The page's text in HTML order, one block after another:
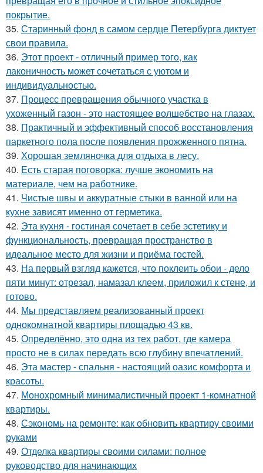
покрытие.
35. Старинный фонд в самом сердце Петербурга диктует
свои правила.
36. Этот проект - отличный пример того, как
лаконичность может сочетаться с уютом и
индивидуальностью.
37. Процесс превращения обычного участка в
ухоженный газон - это настоящее волшебство на глазах.
38. Практичный и эффективный способ восстановления
паркетного пола после появления прожженного пятна.
39. Хорошая земляночка для отдыха в лесу.
40. Есть старая поговорка: лучше экономить на
материале, чем на работнике.
41. Чистые швы и аккуратные стыки в ванной или на
кухне зависят именно от герметика.
42. Эта кухня - гостиная сочетает в себе эстетику и
функциональность, превращая пространство в
идеальное место для жизни и приёма гостей.
43. На первый взгляд кажется, что поклеить обои - дело
пяти минут: отрезал, намазал клеем, приложил к стене, и
готово.
44. Мы представляем реализованный проект
однокомнатной квартиры площадью 43 кв.
45. Определённо, это одна из тех работ, где камера
просто не в силах передать всю глубину впечатлений.
46. Эта мастер - спальня - настоящий оазис комфорта и
красоты.
47. Монохромный минималистичный проект 1-комнатной
квартиры.
48. Сэкономь на ремонте: как обновить квартиру своими
руками
49. Отделка квартиры своими силами: полное
руководство для начинающих